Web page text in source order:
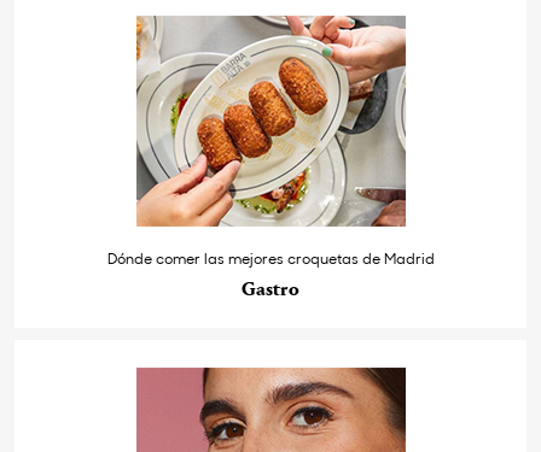
Dónde comer las mejores croquetas de Madrid
Gastro